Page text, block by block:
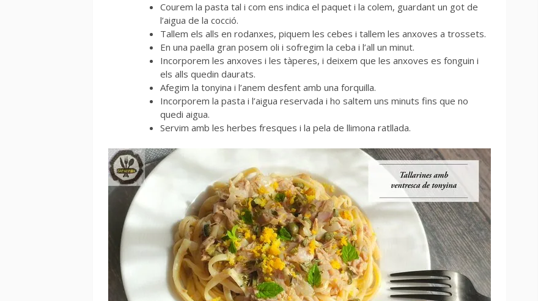
Courem la pasta tal i com ens indica el paquet i la colem, guardant un got de
l’aigua de la cocció.
Tallem els alls en rodanxes, piquem les cebes i tallem les anxoves a trossets.
En una paella gran posem oli i sofregim la ceba i l’all un minut.
Incorporem les anxoves i les tàperes, i deixem que les anxoves es fonguin i
els alls quedin daurats.
Afegim la tonyina i l’anem desfent amb una forquilla.
Incorporem la pasta i l’aigua reservada i ho saltem uns minuts fins que no
quedi aigua.
Servim amb les herbes fresques i la pela de llimona ratllada.